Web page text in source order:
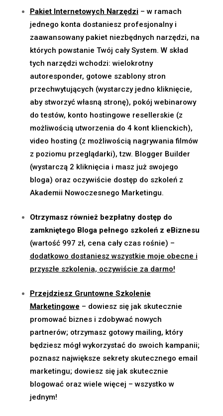
Pakiet Internetowych Narzędzi– w ramach
jednego konta dostaniesz profesjonalny i
zaawansowany pakiet niezbędnych narzędzi, na
których powstanie Twój cały System. W skład
tych narzędzi wchodzi: wielokrotny
autoresponder, gotowe szablony stron
przechwytujących (wystarczy jedno kliknięcie,
aby stworzyć własną stronę), pokój webinarowy
do testów, konto hostingowe resellerskie (z
możliwością utworzenia do 4 kont klienckich),
video hosting (z możliwością nagrywania filmów
z poziomu przeglądarki), tzw. Blogger Builder
(wystarczą 2 kliknięcia i masz już swojego
bloga) oraz oczywiście dostęp do szkoleń z
Akademii Nowoczesnego Marketingu.
Otrzymasz również bezpłatny dostęp do
zamkniętego Bloga pełnego szkoleń z eBiznesu
(wartość 997 zł, cena cały czas rośnie) –
dodatkowo dostaniesz wszystkie moje obecne i
przyszłe szkolenia, oczywiście za darmo!
Przejdziesz Gruntowne Szkolenie
Marketingowe – dowiesz się jak skutecznie
promować biznes i zdobywać nowych
partnerów; otrzymasz gotowy mailing, który
będziesz mógł wykorzystać do swoich kampanii;
poznasz największe sekrety skutecznego email
marketingu; dowiesz się jak skutecznie
blogować oraz wiele więcej – wszystko w
jednym!